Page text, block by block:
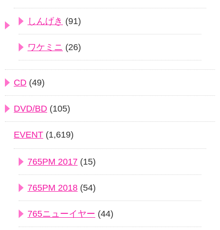
しんげき (91)
ワケミニ (26)
CD (49)
DVD/BD (105)
EVENT (1,619)
765PM 2017 (15)
765PM 2018 (54)
765ニューイヤー (44)